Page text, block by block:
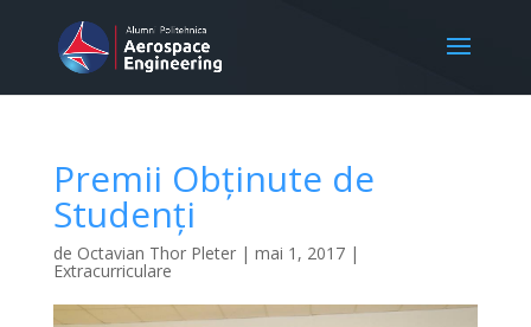
Premii Obținute de
Studenți
de Octavian Thor Pleter| mai 1, 2017|
Extracurriculare